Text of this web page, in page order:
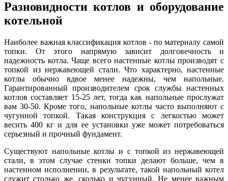
Разновидности котлов и оборудование
котельной
Наиболее важная классификация котлов - по материалу самой
топки. От этого напрямую зависит долговечность и
надежность котла. Чаще всего настенные котлы производят с
топкой из нержавеющей стали. Что характерно, настенные
котлы обычно вдвое менее надежны, чем напольные.
Гарантированный производителем срок службы настенных
котлов составляет 15-25 лет, тогда как напольные прослужат
вам 30-50. Кроме того, напольные котлы часто выполняют с
чугунной топкой. Такая конструкция с легкостью может
весить 400 кг и для ее установки уже может потребоваться
серьезный и прочный фундамент.
Существуют напольные котлы и с топкой из нержавеющей
стали, в этом случае стенки топки делают больше, чем в
настенном исполнении, в результате, такой напольный котел
служит столько же, сколько и чугунный. Не менее важным